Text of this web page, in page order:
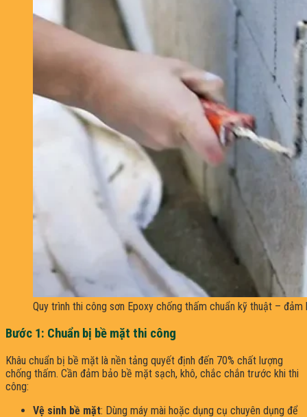
Quy trình thi công sơn Epoxy chống thấm chuẩn kỹ thuật –
Bước 1: Chuẩn bị bề mặt thi công
Khâu chuẩn bị bề mặt là nền tảng quyết định đến 70% chất lượng
chống thấm. Cần đảm bảo bề mặt sạch, khô, chắc chắn trước khi thi
công:
Vệ sinh bề mặt: Dùng máy mài hoặc dụng cụ chuyên dụng để